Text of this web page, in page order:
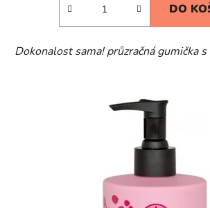
DO
Dokonalost sama! průzračná gumička